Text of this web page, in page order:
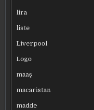
lira
liste
Liverpool
Logo
maaş
macaristan
madde